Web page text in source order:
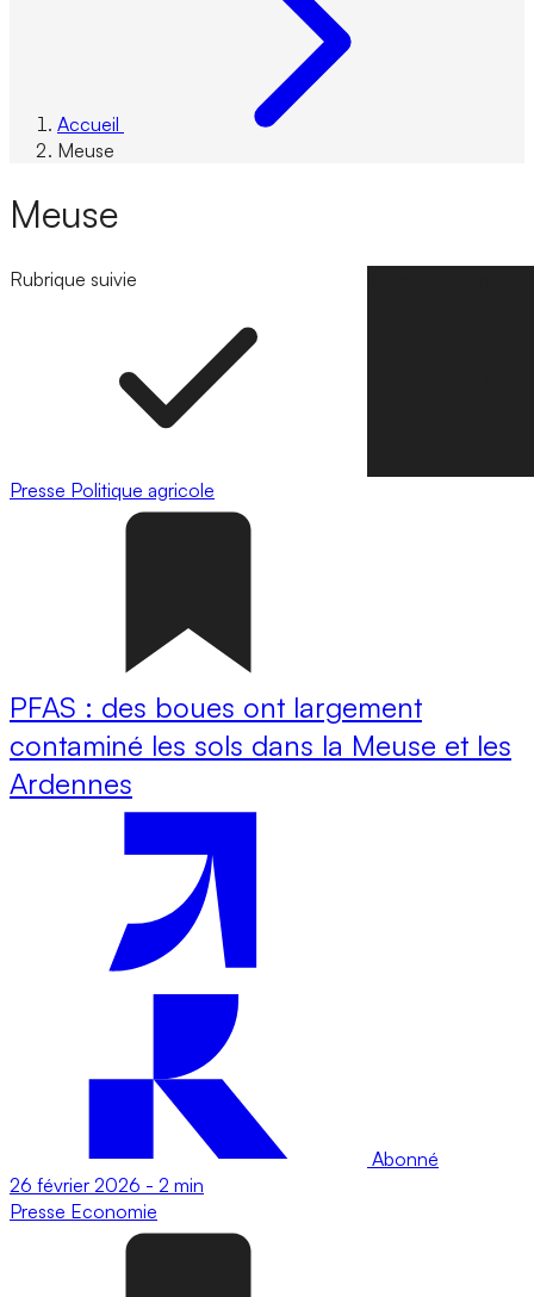
Accueil
Meuse
Meuse
Rubrique suivie
Presse Politique agricole
PFAS : des boues ont largement
contaminé les sols dans la Meuse et les
Ardennes
Abonné
26 février 2026 - 2 min
Presse Economie